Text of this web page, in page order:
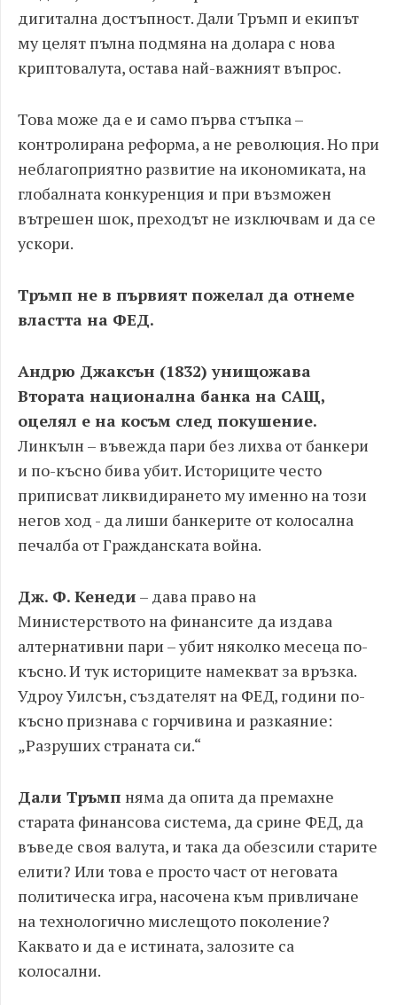
дигитална достъпност. Дали Тръмп и екипът
му целят пълна подмяна на долара с нова
криптовалута, остава най-важният въпрос.
Това може да е и само първа стъпка –
контролирана реформа, а не революция. Но при
неблагоприятно развитие на икономиката, на
глобалната конкуренция и при възможен
вътрешен шок, преходът не изключвам и да се
ускори.
Тръмп не в първият пожелал да отнеме
властта на ФЕД.
Андрю Джаксън (1832) унищожава
Втората национална банка на САЩ,
оцелял е на косъм след покушение.
Линкълн – въвежда пари без лихва от банкери
и по-късно бива убит. Историците често
приписват ликвидирането му именно на този
негов ход - да лиши банкерите от колосална
печалба от Гражданската война.
Дж. Ф. Кенеди – дава право на
Министерството на финансите да издава
алтернативни пари – убит няколко месеца по-
късно. И тук историците намекват за връзка.
Удроу Уилсън, създателят на ФЕД, години по-
късно признава с горчивина и разкаяние:
„Разруших страната си.“
Дали Тръмп няма да опита да премахне
старата финансова система, да срине ФЕД, да
въведе своя валута, и така да обезсили старите
елити? Или това е просто част от неговата
политическа игра, насочена към привличане
на технологично мислещото поколение?
Каквато и да е истината, залозите са
колосални.